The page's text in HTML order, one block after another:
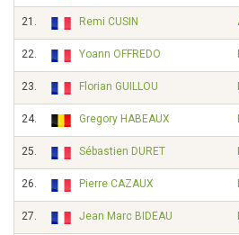
21. Remi CUSIN
22. Yoann OFFREDO
23. Florian GUILLOU
24. Gregory HABEAUX
25. Sébastien DURET
26. Pierre CAZAUX
27. Jean Marc BIDEAU